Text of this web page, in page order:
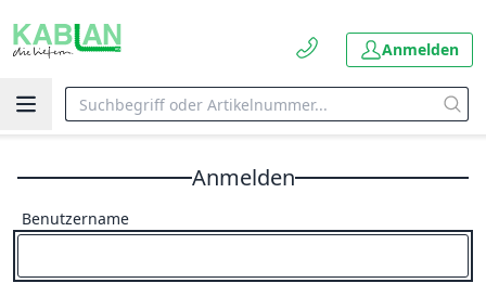
Anmelden
Anmelden
Benutzername